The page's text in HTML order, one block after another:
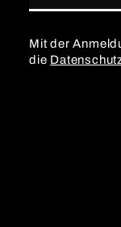
Mit der
die